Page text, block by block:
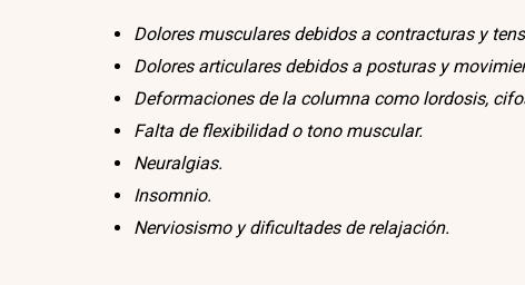
Dolores musculares debidos a contracturas y
Dolores articulares debidos a posturas y
Deformaciones de la columna como lordosis,
Falta de flexibilidad o tono muscular.
Neuralgias.
Insomnio.
Nerviosismo y dificultades de relajación.